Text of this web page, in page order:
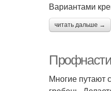
Вариантами
читать дальше →
Многие путают